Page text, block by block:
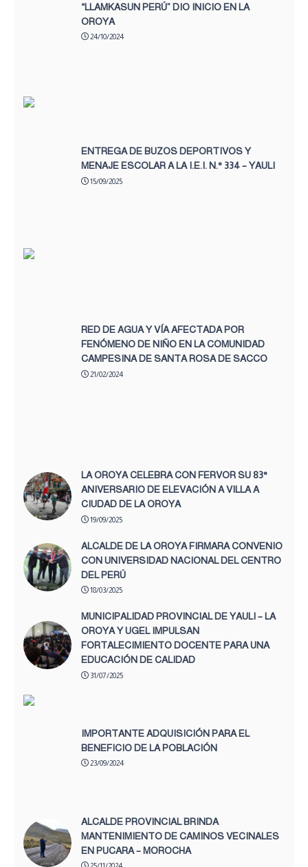
“LLAMKASUN PERÚ” DIO INICIO EN LA
OROYA
24/10/2024
ENTREGA DE BUZOS DEPORTIVOS Y
MENAJE ESCOLAR A LA I.E.I. N.° 334 – YAULI
15/09/2025
RED DE AGUA Y VÍA AFECTADA POR
FENÓMENO DE NIÑO EN LA COMUNIDAD
CAMPESINA DE SANTA ROSA DE SACCO
21/02/2024
LA OROYA CELEBRA CON FERVOR SU 83°
ANIVERSARIO DE ELEVACIÓN A VILLA A
CIUDAD DE LA OROYA
19/09/2025
ALCALDE DE LA OROYA FIRMARA CONVENIO
CON UNIVERSIDAD NACIONAL DEL CENTRO
DEL PERÚ
18/03/2025
MUNICIPALIDAD PROVINCIAL DE YAULI – LA
OROYA Y UGEL IMPULSAN
FORTALECIMIENTO DOCENTE PARA UNA
EDUCACIÓN DE CALIDAD
31/07/2025
IMPORTANTE ADQUISICIÓN PARA EL
BENEFICIO DE LA POBLACIÓN
23/09/2024
ALCALDE PROVINCIAL BRINDA
MANTENIMIENTO DE CAMINOS VECINALES
EN PUCARA – MOROCHA